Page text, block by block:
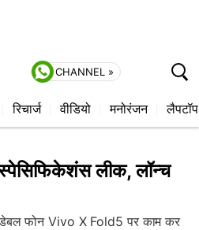
CHANNEL »
रिचार्ज वीडियो मनोरंजन लैपटॉप
लीक, लॉन्च
फोन Vivo X Fold5 पर काम कर